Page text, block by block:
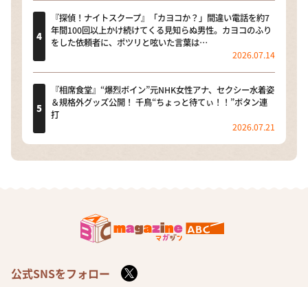
『探偵！ナイトスクープ』「カヨコか？」間違い電話を約7
年間100回以上かけ続けてくる見知らぬ男性。カヨコのふり
をした依頼者に、ポツリと呟いた言葉は…
2026.07.14
『相席食堂』“爆烈ボイン”元NHK女性アナ、セクシー水着姿
＆規格外グッズ公開！ 千鳥“ちょっと待てぃ！！”ボタン連
打
2026.07.21
公式SNSをフォロー